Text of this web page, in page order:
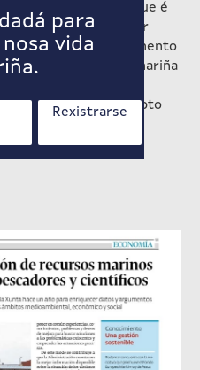
para
vida
Rexistrarse
ecosistemas, polo que é
necesario establecer
unha rede de seguimento
e vixilancia da vida mariña
ferramenta o concepto